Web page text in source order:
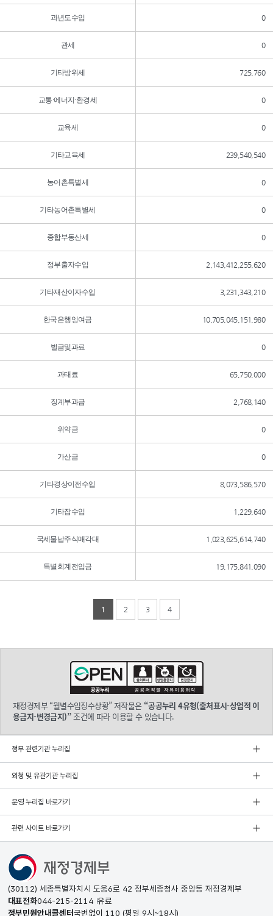
과년도수입 0
관세 0
기타방위세 725,760
교통·에너지·환경세 0
교육세 0
기타교육세 239,540,540
농어촌특별세 0
기타농어촌특별세 0
종합부동산세 0
정부출자수입 2,143,412,255,620
기타재산이자수입 3,231,343,210
한국은행잉여금 10,705,045,151,980
벌금및과료 0
과태료 65,750,000
징계부과금 2,768,140
위약금 0
가산금 0
기타경상이전수입 8,073,586,570
기타잡수입 1,229,640
국세물납주식매각대 1,023,625,614,740
특별회계전입금 19,175,841,090
1 2 3 4
재정경제부 “월별수입징수상황” 저작물은 “공공누리 4유형(출처표시-상업적 이
용금지-변경금지)”조건에 따라 이용할 수 있습니다.
정부 관련기관 누리집
외청 및 유관기관 누리집
운영 누리집 바로가기
관련 사이트 바로가기
(30112) 세종특별자치시 도움6로 42 정부세종청사 중앙동 재정경제부
대표전화044-215-2114 유료
정부민원안내콜센터국번없이 110 (평일 9시~18시)